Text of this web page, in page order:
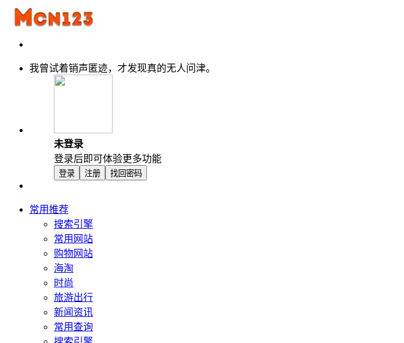
我曾试着销声匿迹，才发现真的无人问津。
未登录
登录后即可体验更多功能
登录 注册 找回密码
常用推荐
搜索引擎
常用网站
购物网站
海淘
时尚
旅游出行
新闻资讯
常用查询